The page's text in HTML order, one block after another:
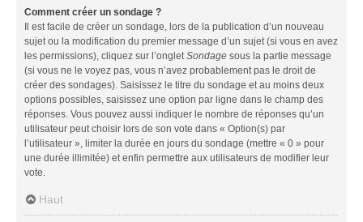
Comment créer un sondage ?
Il est facile de créer un sondage, lors de la publication d’un nouveau
sujet ou la modification du premier message d’un sujet (si vous en avez
les permissions), cliquez sur l’onglet Sondage sous la partie message
(si vous ne le voyez pas, vous n’avez probablement pas le droit de
créer des sondages). Saisissez le titre du sondage et au moins deux
options possibles, saisissez une option par ligne dans le champ des
réponses. Vous pouvez aussi indiquer le nombre de réponses qu’un
utilisateur peut choisir lors de son vote dans « Option(s) par
l’utilisateur », limiter la durée en jours du sondage (mettre « 0 » pour
une durée illimitée) et enfin permettre aux utilisateurs de modifier leur
vote.
Haut